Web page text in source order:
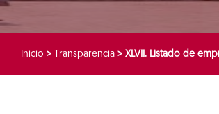
Inicio > Transparencia > XLVII. Listado de